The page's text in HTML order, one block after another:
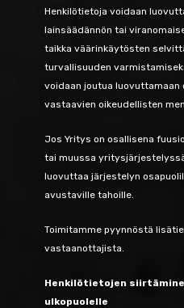
Henkilötietoja voidaan
lainsäädännön tai
taikka väärinkäytösten
turvallisuuden
voidaan joutua luovuttamaan
vastaavien oikeudellisten
Jos Yritys on osallisena
tai muussa
luovuttaa järjestelyn
avustaville tahoille.
Toimitamme pyynnöstä
vastaanottajista.
Henkilötietojen
ulkopuolelle